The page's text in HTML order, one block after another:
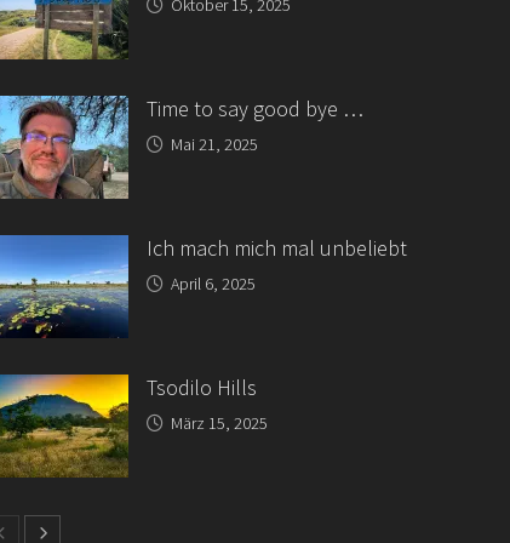
Oktober 15, 2025
Time to say good bye …
Mai 21, 2025
Ich mach mich mal unbeliebt
April 6, 2025
Tsodilo Hills
März 15, 2025